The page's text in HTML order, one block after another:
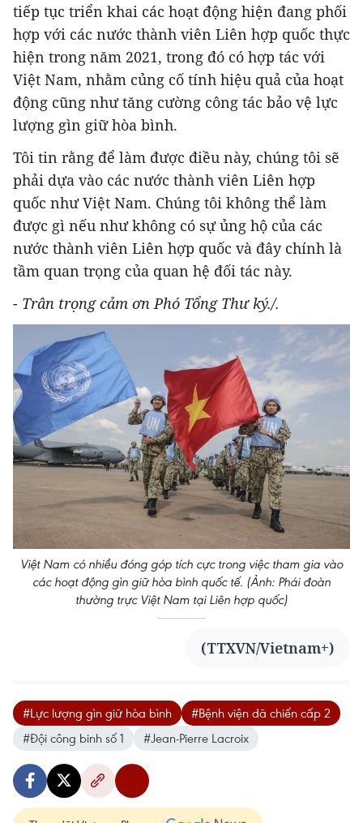
tiếp tục triển khai các hoạt động hiện đang phối
hợp với các nước thành viên Liên hợp quốc thực
hiện trong năm 2021, trong đó có hợp tác với
Việt Nam, nhằm củng cố tính hiệu quả của hoạt
động cũng như tăng cường công tác bảo vệ lực
lượng gìn giữ hòa bình.
Tôi tin rằng để làm được điều này, chúng tôi sẽ
phải dựa vào các nước thành viên Liên hợp
quốc như Việt Nam. Chúng tôi không thể làm
được gì nếu như không có sự ủng hộ của các
nước thành viên Liên hợp quốc và đây chính là
tầm quan trọng của quan hệ đối tác này.
- Trân trọng cảm ơn Phó Tổng Thư ký./.
Việt Nam có nhiều đóng góp tích cực trong việc tham gia vào
các hoạt động gìn giữ hòa bình quốc tế. (Ảnh: Phái đoàn
thường trực Việt Nam tại Liên hợp quốc)
(TTXVN/Vietnam+)
#Lực lượng gìn giữ hòa bình
#Bệnh viện dã chiến cấp 2
#Đội công binh số 1
#Jean-Pierre Lacroix